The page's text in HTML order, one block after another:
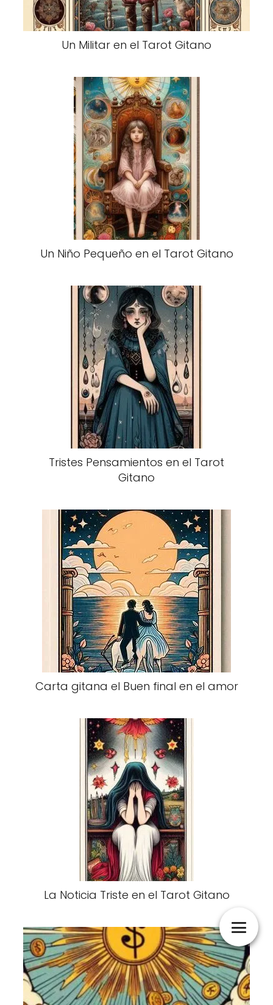
Un Militar en el Tarot Gitano
Un Niño Pequeño en el Tarot Gitano
Tristes Pensamientos en el Tarot
Gitano
Carta gitana el Buen final en el amor
La Noticia Triste en el Tarot Gitano